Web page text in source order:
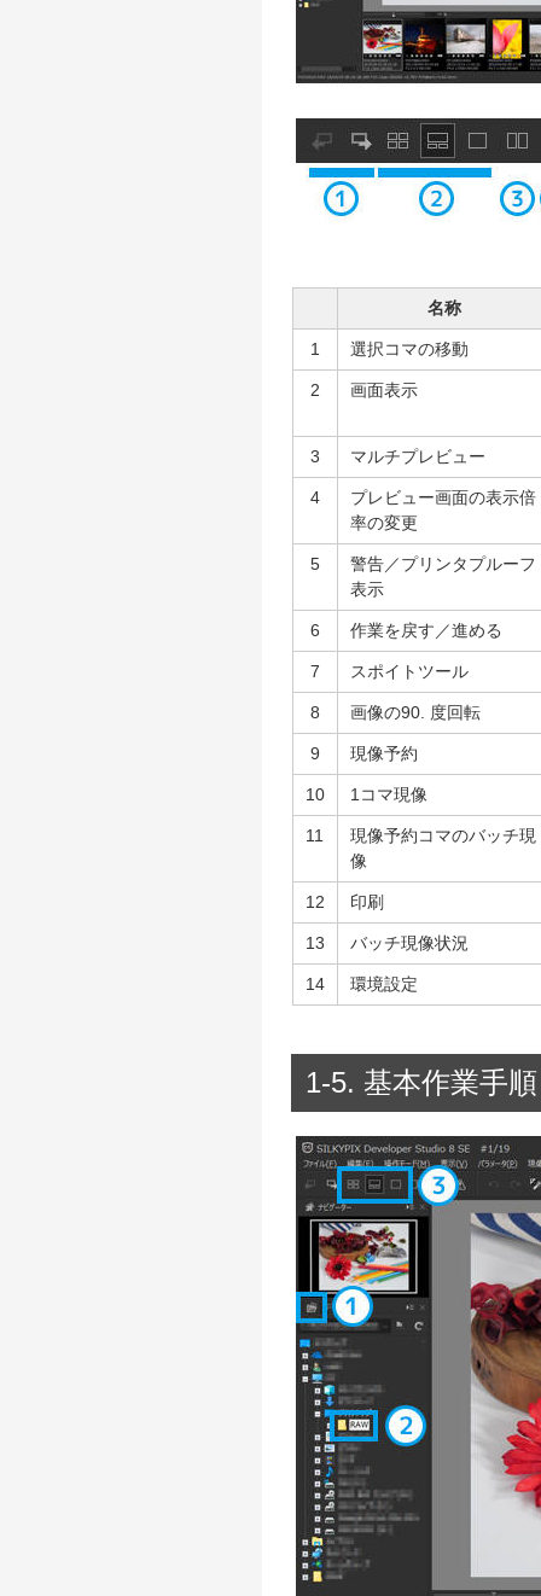
名称
1 選択コマの移動
2 画面表示
3 マルチプレビュー
4
プレビュー画面の表示倍
率の変更
5
警告／プリンタプルーフ
表示
6 作業を戻す／進める
7 スポイトツール
8 画像の90. 度回転
9 現像予約
10 1コマ現像
11
現像予約コマのバッチ現
像
12 印刷
13 バッチ現像状況
14 環境設定
1-5. 基本作業手順